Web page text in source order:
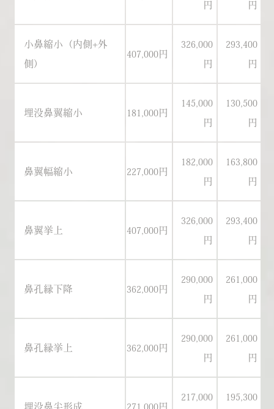
円
円
小鼻縮小（内側+外
側）
407,000円
326,000
円
293,400
円
埋没鼻翼縮小 181,000円
145,000
円
130,500
円
鼻翼幅縮小 227,000円
182,000
円
163,800
円
鼻翼挙上 407,000円
326,000
円
293,400
円
鼻孔縁下降 362,000円
290,000
円
261,000
円
鼻孔縁挙上 362,000円
290,000
円
261,000
円
埋没鼻尖形成 271,000円
217,000
195,300